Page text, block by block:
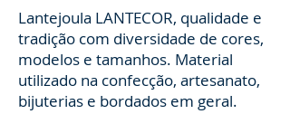
Lantejoula LANTECOR, qualidade e
tradição com diversidade de cores,
modelos e tamanhos. Material
utilizado na confecção, artesanato,
bijuterias e bordados em geral.